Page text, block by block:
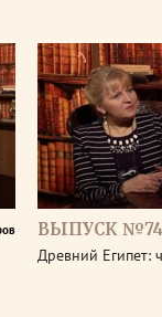
ВЫПУСК
Древний Египет: